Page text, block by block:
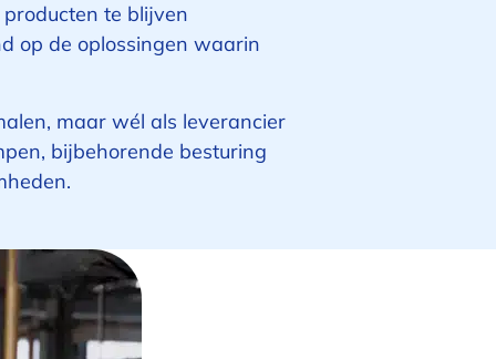
te blijven
op de oplossingen waarin
maar wél als leverancier
bijbehorende besturing